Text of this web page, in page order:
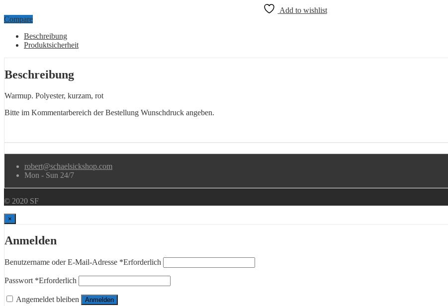
Add to wishlist
Compare
Beschreibung
Produktsicherheit
Beschreibung
Warmup. Polyester, kurzam, rot
Bitte im Kommentarbereich der Bestellung Wunschdruck angeben.
robert@schaelsickshop.com
Mon - Sun 24/7
© 2020 SF
×
Anmelden
Benutzername oder E-Mail-Adresse *Erforderlich
Passwort *Erforderlich
Angemeldet bleiben Anmelden